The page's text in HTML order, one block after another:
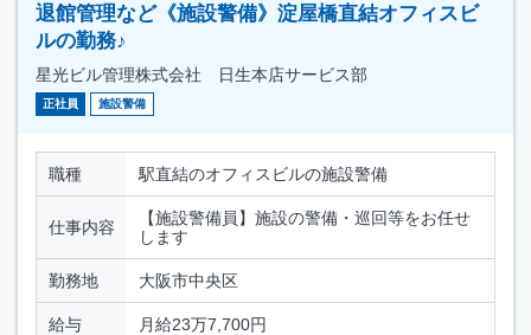
退館管理など《施設警備》淀屋橋直結オフィスビ
ルの勤務♪
星光ビル管理株式会社 日生本店サービス部
正社員 施設警備
職種 駅直結のオフィスビルの施設警備
仕事内容
【施設警備員】施設の警備・巡回等をお任せ
します
勤務地 大阪市中央区
給与 月給23万7,700円